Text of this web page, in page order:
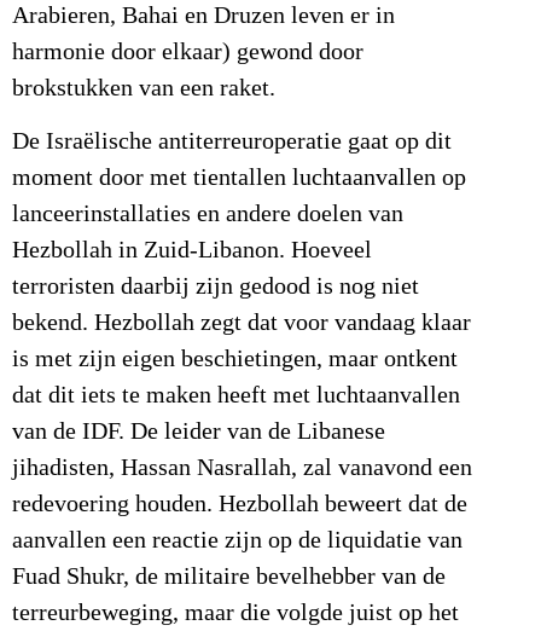
Arabieren, Bahai en Druzen leven er in
harmonie door elkaar) gewond door
brokstukken van een raket.
De Israëlische antiterreuroperatie gaat op dit
moment door met tientallen luchtaanvallen op
lanceerinstallaties en andere doelen van
Hezbollah in Zuid-Libanon. Hoeveel
terroristen daarbij zijn gedood is nog niet
bekend. Hezbollah zegt dat voor vandaag klaar
is met zijn eigen beschietingen, maar ontkent
dat dit iets te maken heeft met luchtaanvallen
van de IDF. De leider van de Libanese
jihadisten, Hassan Nasrallah, zal vanavond een
redevoering houden. Hezbollah beweert dat de
aanvallen een reactie zijn op de liquidatie van
Fuad Shukr, de militaire bevelhebber van de
terreurbeweging, maar die volgde juist op het